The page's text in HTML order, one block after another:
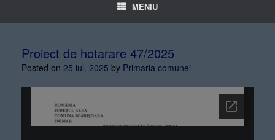
MENIU
Proiect de hotarare 47/2025
Posted on 25 iul. 2025 by Primaria comunei